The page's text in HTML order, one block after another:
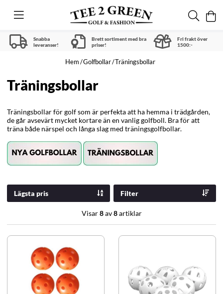
Snabba
leveranser!
Brett sortiment med bra
priser!
Fri frakt över
1500:-
Hem Golfbollar Träningsbollar
Träningsbollar
Träningsbollar för golf som är perfekta att ha hemma i trädgården,
de går avsevärt mycket kortare än en vanlig golfboll. Bra för att
träna både närspel och långa slag med träningsgolfbollar.
Lägsta pris Filter
Visar8av8artiklar